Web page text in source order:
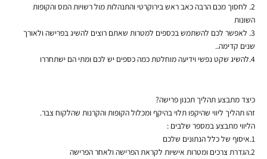
2. לחסוך מכם הרבה כאב ראש בירוקרטי והתנהלות מול רשויות המס והקופות
השונות
3. לאפשר לכם להשתמש בכספים למטרות שאתם רוצים להשיג בפרישה ולאורך
שנים קדימה..
4.להשיג שקט נפשי וידיעה מוחלטת כמה כספים יש לכם ומתי הם ישתחררו
כיצד מתבצע תהליך תכנון פרישה?
זהו תהליך ליווי שהיקפו תלוי בהיקף ומכלול הקופות והקרנות שהלקוח צבר.
הליווי מתבצע במספר שלבים :
1.איסוף של כלל הנתונים שלכם
2.הגדרת צרכים ומטרות אישיות לקראת הפרישה ולאחר הפרישה